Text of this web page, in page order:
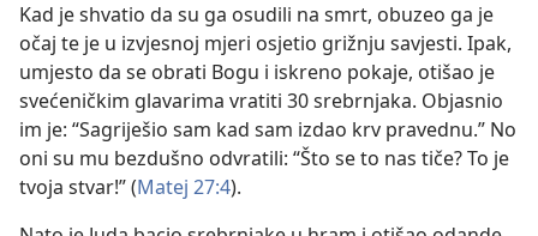
Kad je shvatio da su ga osudili na smrt, obuzeo ga je
očaj te je u izvjesnoj mjeri osjetio grižnju savjesti. Ipak,
umjesto da se obrati Bogu i iskreno pokaje, otišao je
svećeničkim glavarima vratiti 30 srebrnjaka. Objasnio
im je: “Sagriješio sam kad sam izdao krv pravednu.” No
oni su mu bezdušno odvratili: “Što se to nas tiče? To je
tvoja stvar!” (Matej 27:4).